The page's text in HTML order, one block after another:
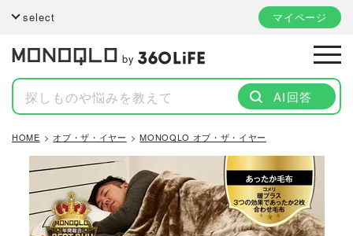
select マイページ
by
AI回答
HOME オブ・ザ・イヤー MONOQLO オブ・ザ・イヤー